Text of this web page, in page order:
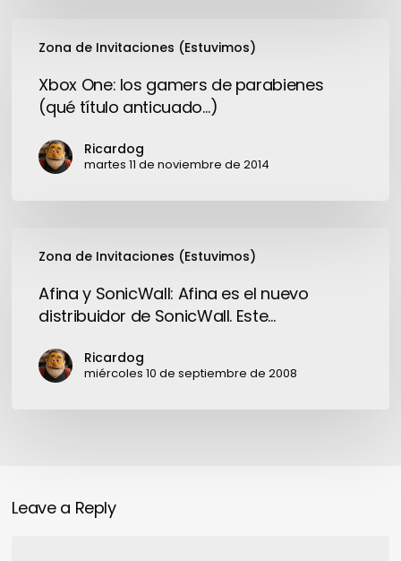
Zona de Invitaciones (Estuvimos)
One:
gamers
parabienes
(qué
Xbox One: los gamers de parabienes
(qué título anticuado…)
Ricardog
martes 11 de noviembre de 2014
Zona de Invitaciones (Estuvimos)
Afina
nuevo
Afina y SonicWall: Afina es el nuevo
distribuidor de SonicWall. Este…
Ricardog
miércoles 10 de septiembre de 2008
Leave a Reply